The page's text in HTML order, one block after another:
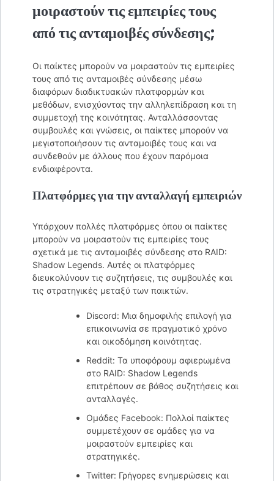
μοιραστούν τις εμπειρίες τους
από τις ανταμοιβές σύνδεσης;
Οι παίκτες μπορούν να μοιραστούν τις εμπειρίες
τους από τις ανταμοιβές σύνδεσης μέσω
διαφόρων διαδικτυακών πλατφορμών και
μεθόδων, ενισχύοντας την αλληλεπίδραση και τη
συμμετοχή της κοινότητας. Ανταλλάσσοντας
συμβουλές και γνώσεις, οι παίκτες μπορούν να
μεγιστοποιήσουν τις ανταμοιβές τους και να
συνδεθούν με άλλους που έχουν παρόμοια
ενδιαφέροντα.
Πλατφόρμες για την ανταλλαγή εμπειριών
Υπάρχουν πολλές πλατφόρμες όπου οι παίκτες
μπορούν να μοιραστούν τις εμπειρίες τους
σχετικά με τις ανταμοιβές σύνδεσης στο RAID:
Shadow Legends. Αυτές οι πλατφόρμες
διευκολύνουν τις συζητήσεις, τις συμβουλές και
τις στρατηγικές μεταξύ των παικτών.
Discord: Μια δημοφιλής επιλογή για
επικοινωνία σε πραγματικό χρόνο
και οικοδόμηση κοινότητας.
Reddit: Τα υποφόρουμ αφιερωμένα
στο RAID: Shadow Legends
επιτρέπουν σε βάθος συζητήσεις και
ανταλλαγές.
Ομάδες Facebook: Πολλοί παίκτες
συμμετέχουν σε ομάδες για να
μοιραστούν εμπειρίες και
στρατηγικές.
Twitter: Γρήγορες ενημερώσεις και